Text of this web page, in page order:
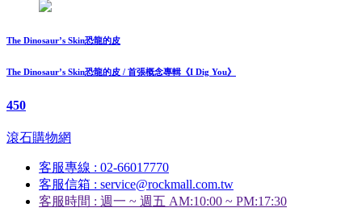
The Dinosaur’s Skin恐龍的皮
The Dinosaur’s Skin恐龍的皮 / 首張概念專輯《I Dig You》
450
滾石購物網
客服專線 : 02-66017770
客服信箱 : service@rockmall.com.tw
客服時間 : 週一 ~ 週五 AM:10:00 ~ PM:17:30